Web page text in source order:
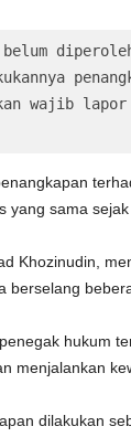
diperoleh
wajib lapor
yang sama
Khozinudin,
hukum
menjalankan
dilakukan